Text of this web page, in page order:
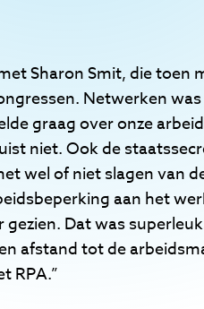
Sharon Smit, die toen
Netwerken
graag over onze
niet. Ook de
wel of niet slagen van
aan het
Dat was
afstand tot de
RPA.”